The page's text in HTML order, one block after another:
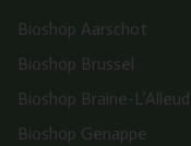
Bioshop Aarschot
Bioshop Brussel
Bioshop Braine-L’Alleud
Bioshop Genappe